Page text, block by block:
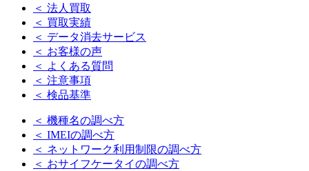
＜ 法人買取
＜ 買取実績
＜ データ消去サービス
＜ お客様の声
＜ よくある質問
＜ 注意事項
＜ 検品基準
＜ 機種名の調べ方
＜ IMEIの調べ方
＜ ネットワーク利用制限の調べ方
＜ おサイフケータイの調べ方